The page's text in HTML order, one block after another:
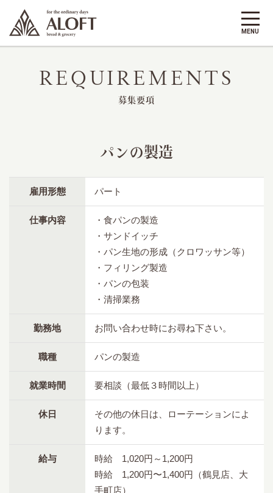
REQUIREMENTS
募集要項
パンの製造
雇用形態 パート
仕事内容
・食パンの製造
・サンドイッチ
・パン生地の形成（クロワッサン等）
・フィリング製造
・パンの包装
・清掃業務
勤務地 お問い合わせ時にお尋ね下さい。
職種 パンの製造
就業時間 要相談（最低３時間以上）
休日
その他の休日は、ローテーションによ
ります。
給与
時給 1,020円～1,200円
時給 1,200円〜1,400円（鶴見店、大
手町店）